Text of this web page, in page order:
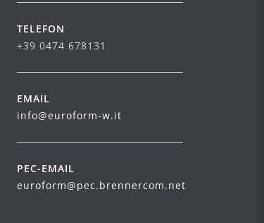
TELEFON
+39 0474 678131
EMAIL
info@euroform-w.it
PEC-EMAIL
euroform@pec.brennercom.net